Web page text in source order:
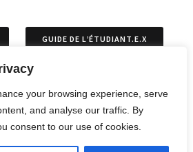
your browsing experience, serve
and analyse our traffic. By
consent to our use of cookies.
GUIDE DE L’ÉTUDIANT.E.X
OPPOSITIONS ET RECOURS